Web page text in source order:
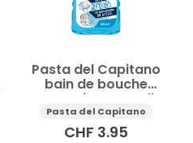
Pasta del Capitano
bain de bouche
protection propolis
et thé vert 400ml
Pasta del Capitano
CHF 3.95